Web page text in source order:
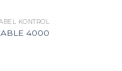
KONTROL
4000